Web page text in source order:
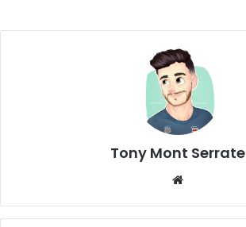
Tony Mont Serrate
te